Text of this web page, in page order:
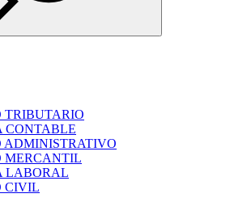
TRIBUTARIO
CONTABLE
ADMINISTRATIVO
MERCANTIL
LABORAL
CIVIL